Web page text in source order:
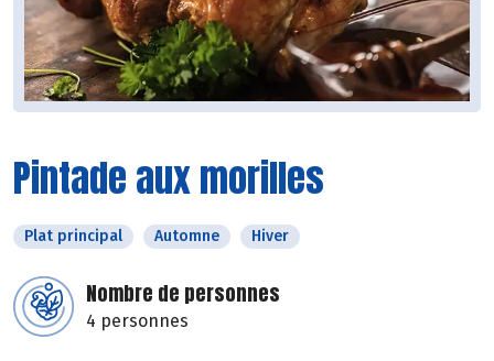
Pintade aux morilles
Plat principal Automne Hiver
Nombre de personnes
4 personnes